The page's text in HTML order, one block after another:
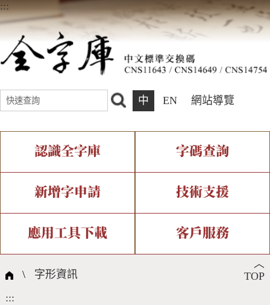
:::
中 EN 網站導覽
認識全字庫
全字庫介紹 全字庫現況
中文碼介紹 專有名詞介紹
國際字碼相關組織
字碼查詢
IDS查詢 部件查詢
複合查詢 注音查詢
筆畫查詢
新增字申請
新字申請處理流程
技術支援
字形即時顯示 造字解決方案
全字庫授權 轉碼Web Service
應用工具下載
個人電腦造字處理工具
客戶服務
問題集
︿
TOP
\ 字形資訊
:::